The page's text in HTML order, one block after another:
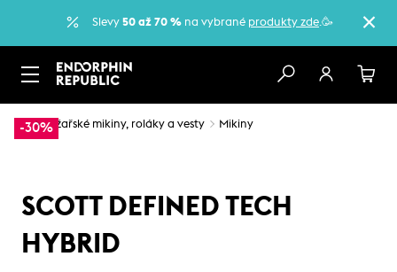
Slevy 50 až 70 % na vybrané produkty zde.🥳
-30%
… Lyžařské mikiny, roláky a vesty Mikiny
SCOTT DEFINED TECH
HYBRID